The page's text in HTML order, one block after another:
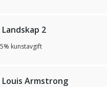
2
kunstavgift
Louis Armstrong